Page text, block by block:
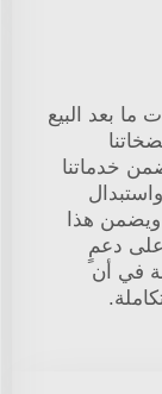
بعد البيع
خدماتنا
هذا
على دعمٍ
في أن